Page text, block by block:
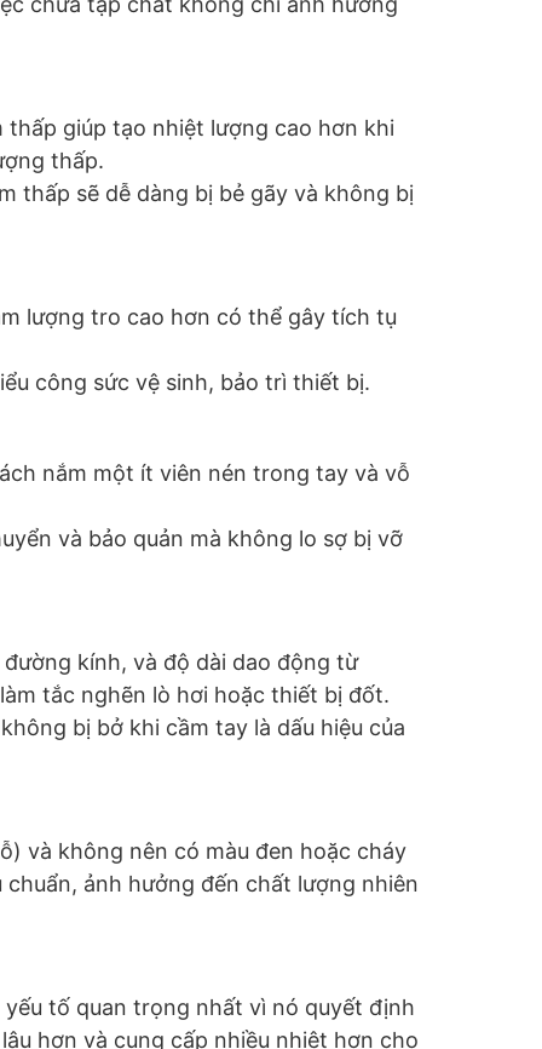
thấp giúp tạo nhiệt lượng cao hơn khi
thấp.
thấp sẽ dễ dàng bị bẻ gãy và không bị
lượng tro cao hơn có thể gây tích tụ
công sức vệ sinh, bảo trì thiết bị.
nắm một ít viên nén trong tay và vỗ
và bảo quản mà không lo sợ bị vỡ
kính, và độ dài dao động từ
tắc nghẽn lò hơi hoặc thiết bị đốt.
bị bở khi cầm tay là dấu hiệu của
và không nên có màu đen hoặc cháy
ảnh hưởng đến chất lượng nhiên
tố quan trọng nhất vì nó quyết định
hơn và cung cấp nhiều nhiệt hơn cho